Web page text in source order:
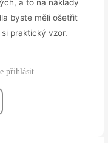
a to na náklady
byste měli ošetřit
praktický vzor.
přihlásit.